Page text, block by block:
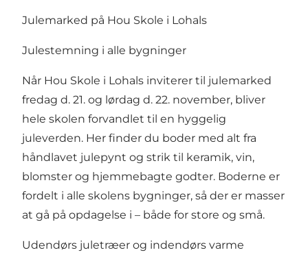
Julemarked på Hou Skole i Lohals
Julestemning i alle bygninger
Når Hou Skole i Lohals inviterer til julemarked
fredag d. 21. og lørdag d. 22. november, bliver
hele skolen forvandlet til en hyggelig
juleverden. Her finder du boder med alt fra
håndlavet julepynt og strik til keramik, vin,
blomster og hjemmebagte godter. Boderne er
fordelt i alle skolens bygninger, så der er masser
at gå på opdagelse i – både for store og små.
Udendørs juletræer og indendørs varme